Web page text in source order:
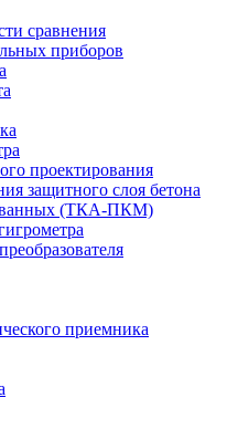
сравнения
приборов
проектирования
защитного слоя бетона
(ТКА-ПКМ)
приемника